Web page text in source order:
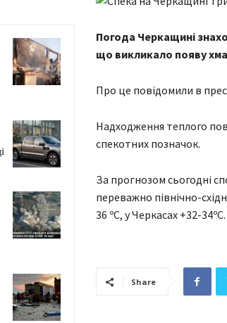
Погода Черкащині
що викликало появу
Про це повідомили в
Надходження теплого
спекотних позначок.
За прогнозом сьогодні
переважно північно-
36 ºС, у Черкасах +32-34ºС.
Share